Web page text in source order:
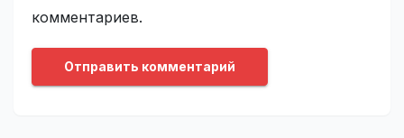
комментариев.